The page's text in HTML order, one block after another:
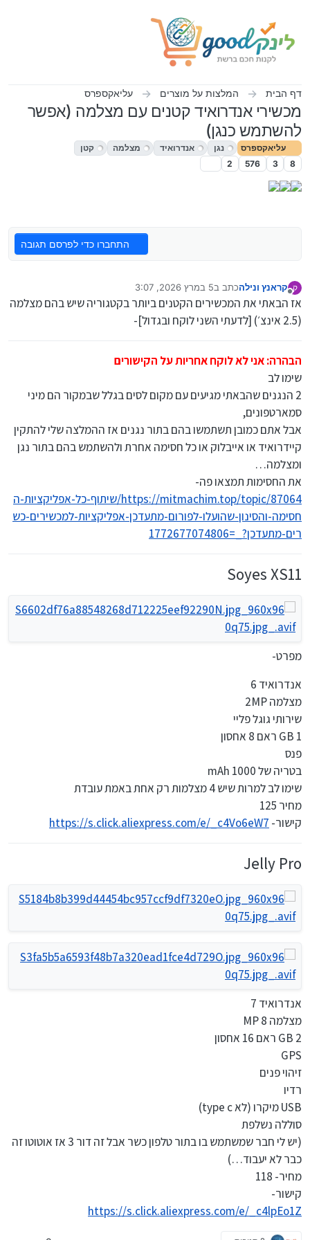
דף הבית המלצות על מוצרים עליאקספרס
מכשירי אנדרואיד קטנים עם מצלמה (אפשר
להשתמש כנגן)
עליאקספרס נגן אנדרואיד מצלמה
קטן
8
3
576
2
התחברו כדי לפרסם תגובה
ק קראנץ ונילהכתב ב5 במרץ 2026, 3:07
נערך לאחרונה על ידי קראנץ ונילה
אז הבאתי את המכשירים הקטנים ביותר בקטגוריה שיש בהם מצלמה
(2.5 אינצ׳) [לדעתי השני לוקח ובגדול]-
הבהרה: אני לא לוקח אחריות על הקישורים
שימו לב
2 הנגנים שהבאתי מגיעים עם מקום לסים בגלל שבמקור הם מיני
סמארטפונים,
אבל אתם כמובן תשתמשו בהם בתור נגנים אז ההמלצה שלי להתקין
קיידרואיד או אייבלוק או כל חסימה אחרת ולהשתמש בהם בתור נגן
ומצלמה…
את החסימות תמצאו פה-
https://mitmachim.top/topic/87064/שיתוף-כל-אפליקציות-ה
חסימה-והסינון-שהועלו-לפורום-מתעדכן-אפליקציות-למכשירים-כש
רים-מתעדכן?_=1772677074806
Soyes XS11
מפרט-
אנדרואיד 6
מצלמה 2MP
שירותי גוגל פליי
1 GB ראם 8 אחסון
פנס
בטריה של 1000 mAh
שימו לב למרות שיש 4 מצלמות רק אחת באמת עובדת
מחיר 125
קישור- https://s.click.aliexpress.com/e/_c4Vo6eW7
Jelly Pro
אנדרואיד 7
מצלמה 8 MP
2 GB ראם 16 אחסון
GPS
זיהוי פנים
רדיו
USB מיקרו (לא type c)
סוללה נשלפת
(יש לי חבר שמשתמש בו בתור טלפון כשר אבל זה דור 3 אז אוטוטו זה
כבר לא יעבוד…)
מחיר- 118
קישור-
https://s.click.aliexpress.com/e/_c4lpEo1Z